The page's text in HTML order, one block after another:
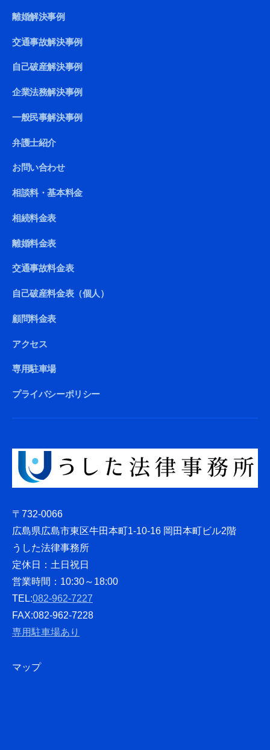
離婚解決事例
交通事故解決事例
自己破産解決事例
企業法務解決事例
一般民事解決事例
弁護士紹介
お問い合わせ
相談料・基本料金
相続料金表
離婚料金表
交通事故料金表
自己破産料金表（個人）
顧問料金表
アクセス
専用駐車場
プライバシーポリシー
〒732-0066
広島県広島市東区牛田本町1-10-16 岡田本町ビル2階
うした法律事務所
定休日：土日祝日
営業時間：10:30～18:00
TEL:082-962-7227
FAX:082-962-7228
専用駐車場あり
マップ